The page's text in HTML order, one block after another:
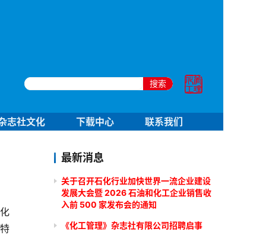
搜索
志社文化 下载中心 联系我们
最新消息
关于召开石化行业加快世界一流企业建设
发展大会暨 2026 石油和化工企业销售收
入前 500 家发布会的通知
《化工管理》杂志社有限公司招聘启事